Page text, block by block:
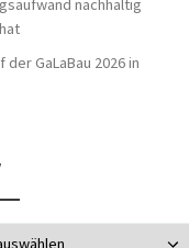
nachhaltig
der GaLaBau 2026 in